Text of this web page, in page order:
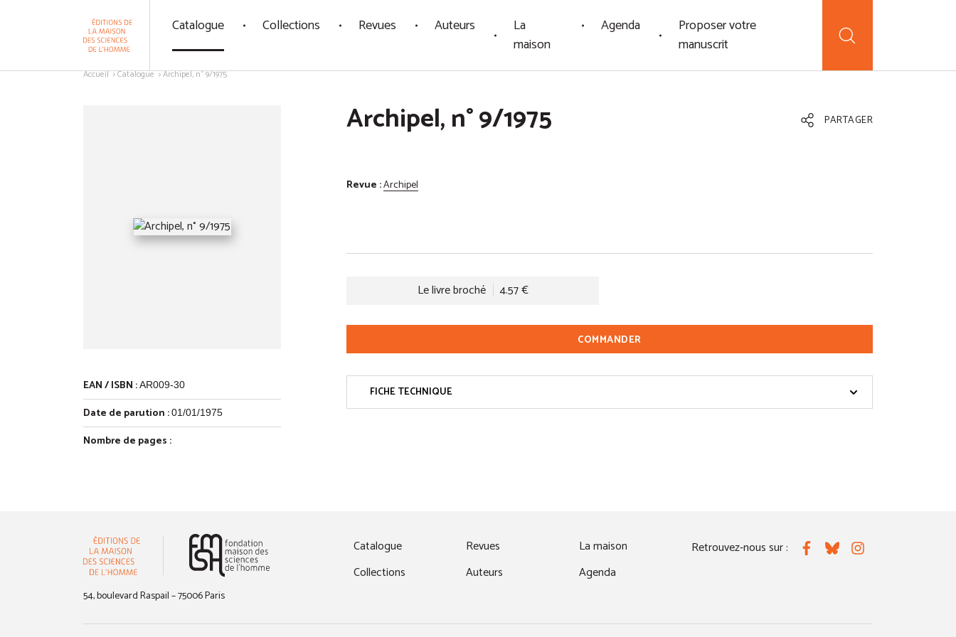
Catalogue Collections Revues Auteurs
La
maison
Agenda
Proposer votre
manuscrit
Accueil Catalogue Archipel, n° 9/1975
EAN / ISBN :AR009-30
Date de parution :01/01/1975
Nombre de pages :
Archipel, n° 9/1975 PARTAGER
Revue :Archipel
Le livre broché 4.57 €
COMMANDER
FICHE TECHNIQUE
54, boulevard Raspail – 75006 Paris
Catalogue
Collections
Revues
Auteurs
La maison
Agenda
Retrouvez-nous sur : FacebookBlueskyInstagram